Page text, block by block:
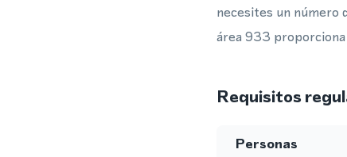
necesites un número
área 933
Requisitos
Personas